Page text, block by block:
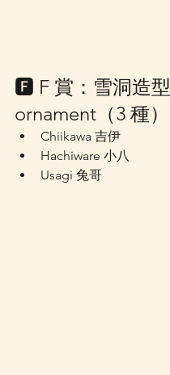
🅵 F 賞：雪洞造型
ornament（3 種）
Chiikawa 吉伊
Hachiware 小八
Usagi 兔哥